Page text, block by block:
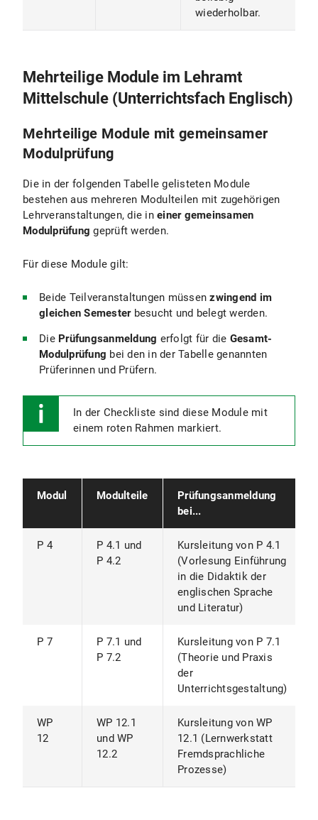
wiederholbar.
Mehrteilige Module im Lehramt
Mittelschule (Unterrichtsfach Englisch)
Mehrteilige Module mit gemeinsamer
Modulprüfung
Die in der folgenden Tabelle gelisteten Module
bestehen aus mehreren Modulteilen mit zugehörigen
Lehrveranstaltungen, die ineiner gemeinsamen
Modulprüfunggeprüft werden.
Für diese Module gilt:
Beide Teilveranstaltungen müssenzwingend im
gleichen Semesterbesucht und belegt werden.
Die Prüfungsanmeldung erfolgt für die Gesamt-
Modulprüfung bei den in der Tabelle genannten
Prüferinnen und Prüfern.
In der Checkliste sind diese Module mit
einem roten Rahmen markiert.
Modul Modulteile
Prüfungsanmeldung
bei...
P 4
P 4.1 und
P 4.2
Kursleitung von P 4.1
(Vorlesung Einführung
in die Didaktik der
englischen Sprache
und Literatur)
P 7
P 7.1 und
P 7.2
Kursleitung von P 7.1
(Theorie und Praxis
der
Unterrichtsgestaltung)
WP
12
WP 12.1
und WP
12.2
Kursleitung von WP
12.1 (Lernwerkstatt
Fremdsprachliche
Prozesse)